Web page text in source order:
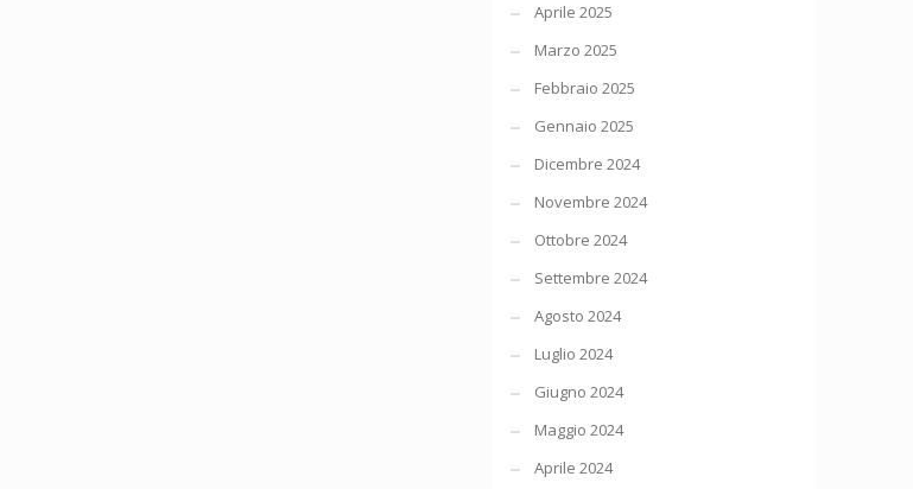
Aprile 2025
Marzo 2025
Febbraio 2025
Gennaio 2025
Dicembre 2024
Novembre 2024
Ottobre 2024
Settembre 2024
Agosto 2024
Luglio 2024
Giugno 2024
Maggio 2024
Aprile 2024